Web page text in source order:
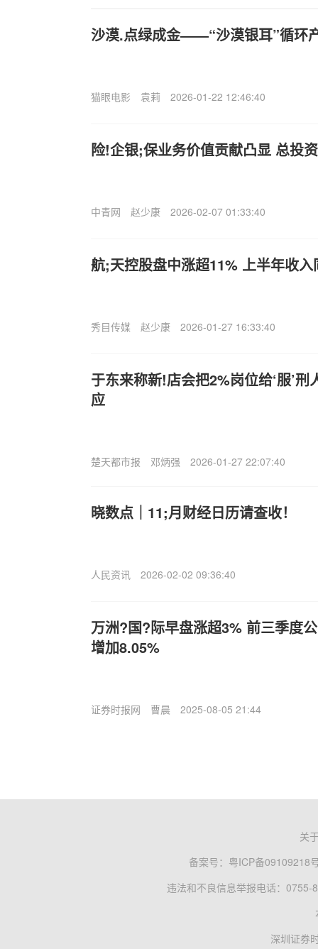
沙漠.点绿成金——“沙漠银耳”循环
猫眼电影 袁莉 2026-01-22 12:46:40
险!企银;保业务价值贡献凸显 总投
中青网 赵少康 2026-02-07 01:33:40
航;天控股盘中涨超11% 上半年收
秀目传媒 赵少康 2026-01-27 16:33:40
于东来称新!店会把2%岗位给‘服’
应
楚天都市报 邓炳强 2026-01-27 22:07:40
晓数点｜11;月财经日历请查收！
人民资讯 2026-02-02 09:36:40
万洲?国?际早盘涨超3% 前三季度
增加8.05%
证券时报网 曹晨 2025-08-05 21:44
关
备案号： 粤ICP备09109218
违法和不良信息举报电话：0755-
深圳证券